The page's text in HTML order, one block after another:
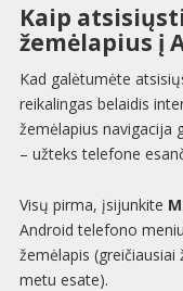
Kaip
žemėlapius į
Kad galėtumėte
reikalingas belaidis
žemėlapius navigacija
– užteks telefone
Visų pirma, įsijunkite
Android telefono
žemėlapis
metu esate).